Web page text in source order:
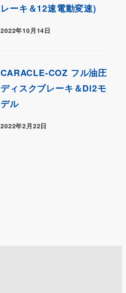
レーキ＆12速電動変速)
2022年10月14日
CARACLE-COZ フル油圧
ディスクブレーキ＆Di2モ
デル
2022年2月22日